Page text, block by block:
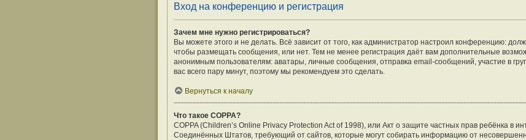
Вход на конференцию и регистрация
Зачем мне нужно регистрироваться?
Вы можете этого и не делать. Всё зависит от того, как администратор настроил конференцию:
чтобы размещать сообщения, или нет. Тем не менее регистрация даёт вам дополнительные
анонимным пользователям: аватары, личные сообщения, отправка email-сообщений, участие в
вас всего пару минут, поэтому мы рекомендуем это сделать.
Вернуться к началу
Что такое COPPA?
COPPA (Children’s Online Privacy Protection Act of 1998), или Акт о защите частных прав ребёнка в
Соединённых Штатов, требующий от сайтов, которые могут собирать информацию от